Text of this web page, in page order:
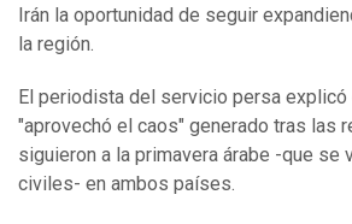
Irán la oportunidad de seguir
la región.
El periodista del servicio persa explicó
"aprovechó el caos" generado tras las
siguieron a la primavera árabe -que se
civiles- en ambos países.